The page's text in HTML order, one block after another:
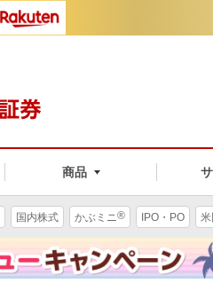
商品
国内株式 かぶミニ® IPO・PO